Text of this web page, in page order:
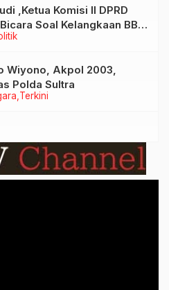
,Ketua Komisi II DPRD
Soal Kelangkaan BBM
Solar
Terkini
Wiyono, Akpol 2003,
Polda Sultra